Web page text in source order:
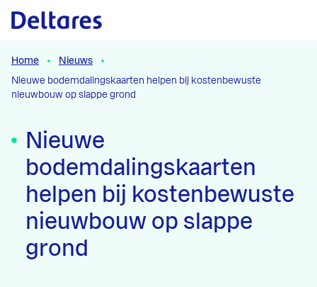
Naar hoofdcontent
Home
Nieuws
Nieuwe bodemdalingskaarten helpen bij kostenbewuste
nieuwbouw op slappe grond
Nieuwe
bodemdalingskaarten
helpen bij kostenbewuste
nieuwbouw op slappe
grond